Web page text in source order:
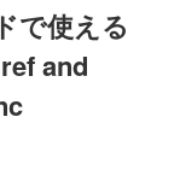
で使える
and